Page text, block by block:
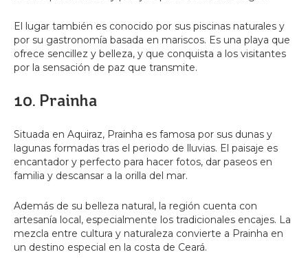
El lugar también es conocido por sus piscinas naturales y
por su gastronomía basada en mariscos. Es una playa que
ofrece sencillez y belleza, y que conquista a los visitantes
por la sensación de paz que transmite.
10. Prainha
Situada en Aquiraz, Prainha es famosa por sus dunas y
lagunas formadas tras el periodo de lluvias. El paisaje es
encantador y perfecto para hacer fotos, dar paseos en
familia y descansar a la orilla del mar.
Además de su belleza natural, la región cuenta con
artesanía local, especialmente los tradicionales encajes. La
mezcla entre cultura y naturaleza convierte a Prainha en
un destino especial en la costa de Ceará.